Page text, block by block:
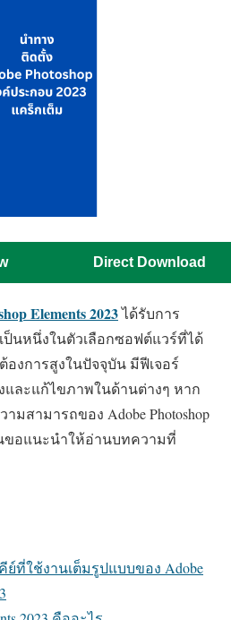
Direct Download
Elements 2023ได้รับการ
ป็นหนึ่งในตัวเลือกซอฟต์แวร์ที่ได้
งการสูงในปัจจุบัน มีฟีเจอร์
และแก้ไขภาพในด้านต่างๆ หาก
มสามารถของ Adobe Photoshop
นขอแนะนำให้อ่านบทความที่
ที่ใช้งานเต็มรูปแบบของ Adobe